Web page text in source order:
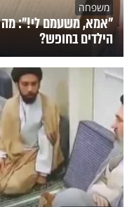
משפחה
"אמא, משעמם לי!": מה
הילדים בחופש?